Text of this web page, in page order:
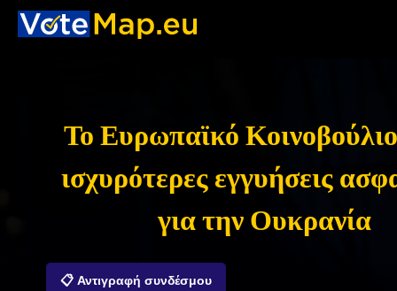
Το Ευρωπαϊκό Κοινοβούλιο
ισχυρότερες εγγυήσεις
για την Ουκρανία
📋 Αντιγραφή συνδέσμου